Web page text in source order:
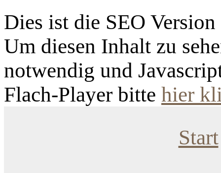
Dies ist die SEO
Um diesen Inhalt zu
notwendig und
Flach-Player bitte hier
Start